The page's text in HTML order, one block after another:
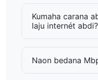
Kumaha carana
laju internét abdi?
Naon bedana